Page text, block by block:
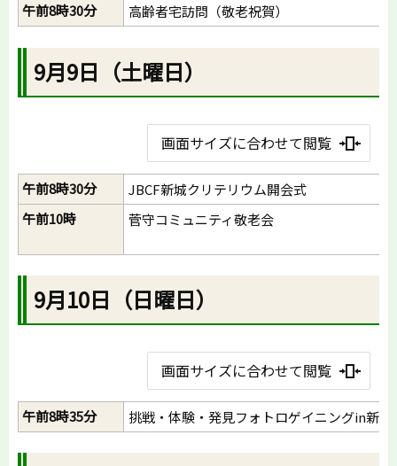
午前8時30分 高齢者宅訪問（敬老祝賀）
9月9日（土曜日）
画面サイズに合わせて閲覧
午前8時30分
JBCF新城クリテリウム開会式
午前10時
菅守コミュニティ敬老会
9月10日（日曜日）
画面サイズに合わせて閲覧
午前8時35分 挑戦・体験・発見フォトロゲイニングin新城